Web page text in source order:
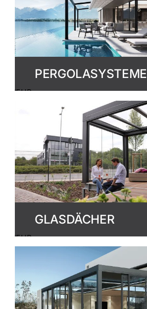
PERGOLASYSTEME
MEHR
GLASDÄCHER
MEHR
ERFAHREN